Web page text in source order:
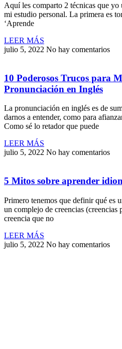
Aquí les comparto 2 técnicas que
mi estudio personal. La primera es
‘Aprende
LEER MÁS
julio 5, 2022 No hay comentarios
10 Poderosos Trucos para
Pronunciación en Inglés
La pronunciación en inglés es de
darnos a entender, como para
Como sé lo retador que puede
LEER MÁS
julio 5, 2022 No hay comentarios
5 Mitos sobre aprender
Primero tenemos que definir qué es
un complejo de creencias (creencias
creencia que no
LEER MÁS
julio 5, 2022 No hay comentarios